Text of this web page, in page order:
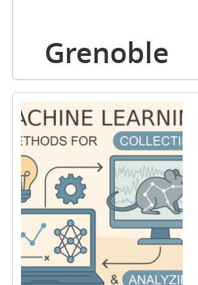
Grenoble